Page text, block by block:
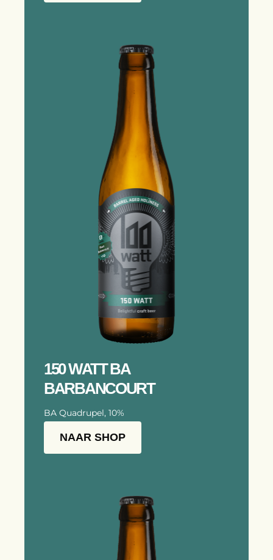
150 WATT BA
BARBANCOURT
BA Quadrupel, 10%
NAAR SHOP